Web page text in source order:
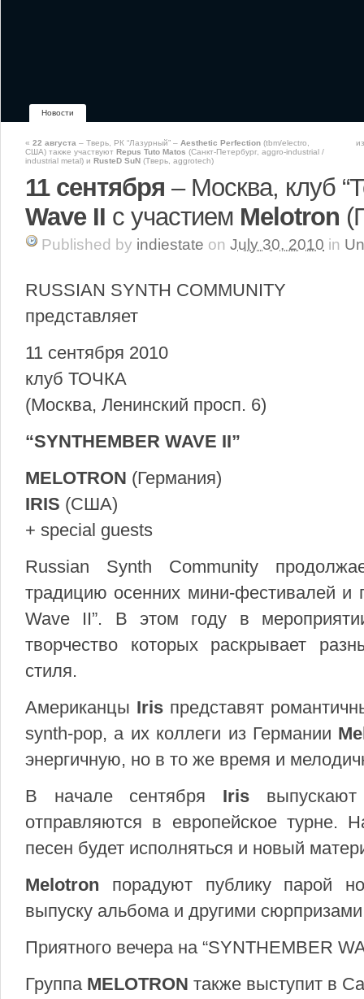
Новости
« 22 августа – Тверь, РК “Лазурный” – Aesthetic Perfection (tbm/electro,
США) также участвуют Repus Tuto Matos (Санкт-Петербург, aggro-industrial /
industrial metal) и RusteD SuN (Тверь, aggrotech)
11 сентября – Москва, клуб
Wave II с участием Melotron
Published by indiestate on July 30, 2010 in
RUSSIAN SYNTH COMMUNITY
представляет
11 сентября 2010
клуб ТОЧКА
(Москва, Ленинский просп. 6)
“SYNTHEMBER WAVE II”
MELOTRON (Германия)
IRIS (США)
+ special guests
Russian Synth Community
традицию осенних мини-фестивалей и
Wave II”. В этом году в
творчество которых раскрывает
стиля.
Американцы Irisпредставят
synth-pop, а их коллеги из Германии
энергичную, но в то же время и
В начале сентября Irisвыпускают
отправляются в европейское турне.
песен будет исполняться и новый
Melotron порадуют публику парой
выпуску альбома и другими
Приятного вечера на “SYNTHEMBER
Группа MELOTRON также выступит в